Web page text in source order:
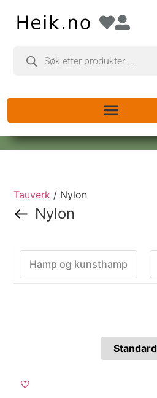
Tauverk / Nylon
Nylon
Hamp og kunsthamp